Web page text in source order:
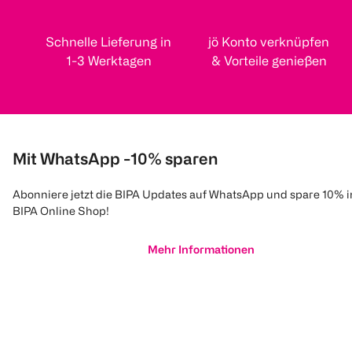
Schnelle Lieferung in
1-3 Werktagen
jö Konto verknüpfen
& Vorteile genießen
Mit WhatsApp -10% sparen
Abonniere jetzt die BIPA Updates auf WhatsApp und spare 10%
BIPA Online Shop!
Mehr Informationen